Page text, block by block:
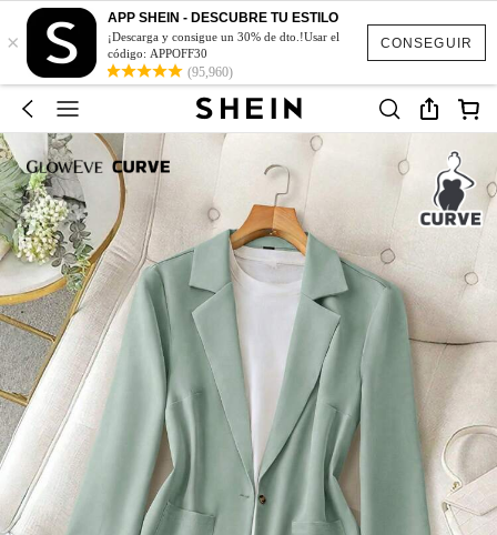
CONSEGUIR
×
APP SHEIN - DESCUBRE TU ESTILO
¡Descarga y consigue un 30% de dto.!Usar el
código: APPOFF30
(95,960)